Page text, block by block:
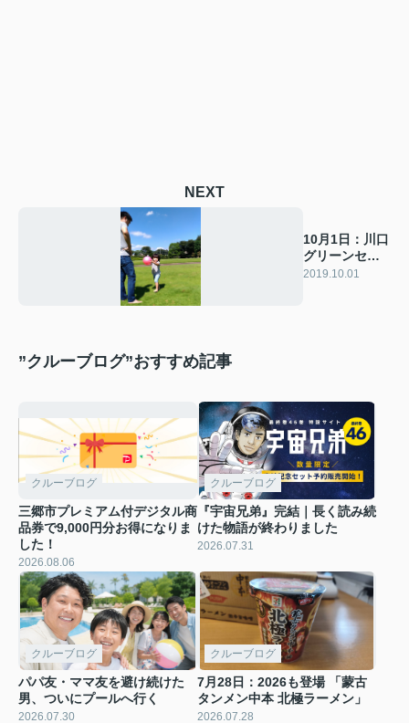
NEXT
10月1日：川口
グリーンセン
ター２
2019.10.01
”クルーブログ”おすすめ記事
クルーブログ
三郷市プレミアム付デジタル商
品券で9,000円分お得になりま
した！
2026.08.06
クルーブログ
『宇宙兄弟』完結｜長く読み続
けた物語が終わりました
2026.07.31
クルーブログ
パパ友・ママ友を避け続けた
男、ついにプールへ行く
2026.07.30
クルーブログ
7月28日：2026も登場 「蒙古
タンメン中本 北極ラーメン」
2026.07.28